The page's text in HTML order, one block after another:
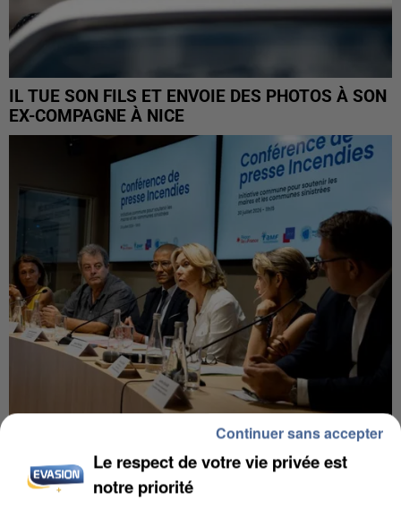
IL TUE SON FILS ET ENVOIE DES PHOTOS À SON
EX-COMPAGNE À NICE
INCENDIES : L’ÎLE-DE-FRANCE LANCE UN ÉLAN
DE SOLIDARITÉ AVEC LES...
Le respect de votre vie privée est
notre priorité
Continuer sans accepter